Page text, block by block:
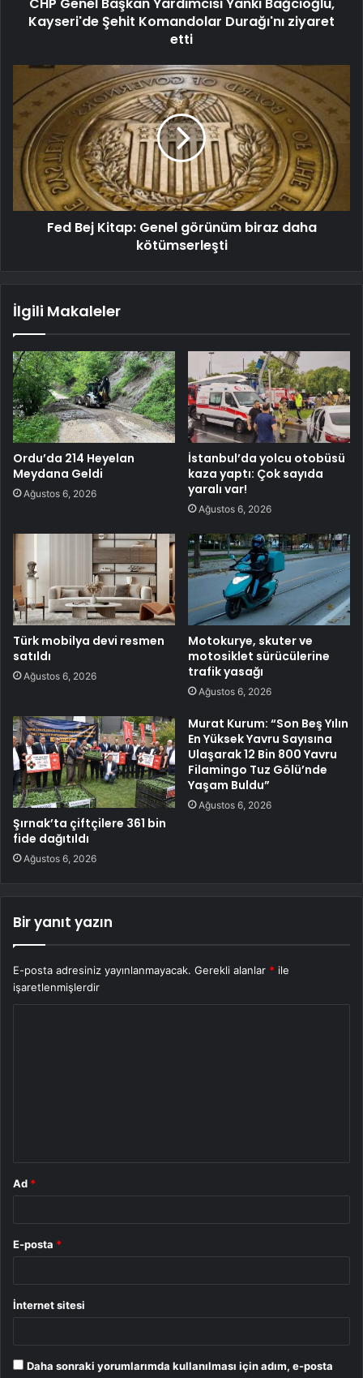
CHP Genel Başkan Yardımcısı Yankı Bağcıoğlu,
Kayseri'de Şehit Komandolar Durağı'nı ziyaret
etti
Fed Bej Kitap: Genel görünüm biraz daha
kötümserleşti
İlgili Makaleler
Ordu’da 214 Heyelan
Meydana Geldi
Ağustos 6, 2026
İstanbul’da yolcu otobüsü
kaza yaptı: Çok sayıda
yaralı var!
Ağustos 6, 2026
Türk mobilya devi resmen
satıldı
Ağustos 6, 2026
Motokurye, skuter ve
motosiklet sürücülerine
trafik yasağı
Ağustos 6, 2026
Şırnak’ta çiftçilere 361 bin
fide dağıtıldı
Ağustos 6, 2026
Murat Kurum: “Son Beş Yılın
En Yüksek Yavru Sayısına
Ulaşarak 12 Bin 800 Yavru
Filamingo Tuz Gölü’nde
Yaşam Buldu”
Ağustos 6, 2026
Bir yanıt yazın
E-posta adresiniz yayınlanmayacak. Gerekli alanlar * ile
işaretlenmişlerdir
Ad *
E-posta *
İnternet sitesi
Daha sonraki yorumlarımda kullanılması için adım, e-posta